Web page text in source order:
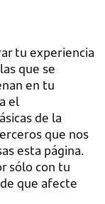
tu experiencia
que se
en tu
el
de la
que nos
esta página.
sólo con tu
que afecte